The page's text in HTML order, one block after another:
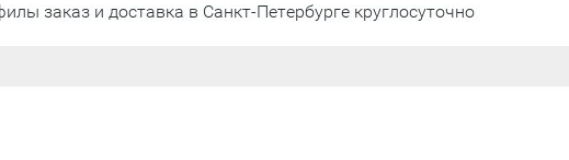
заказ и доставка в Санкт-Петербурге круглосуточно